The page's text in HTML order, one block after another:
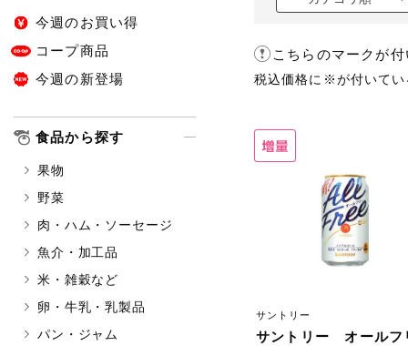
さけ
鶏肉
アレルゲン情報は、商品企画時
今週のお買い得
コープ商品
今週の新登場
食品から探す
果物
野菜
肉・ハム・ソーセージ
魚介・加工品
米・雑穀など
卵・牛乳・乳製品
パン・ジャム
こちらのマークが
税込価格に※が付いてい
サントリー
サントリー オールフ